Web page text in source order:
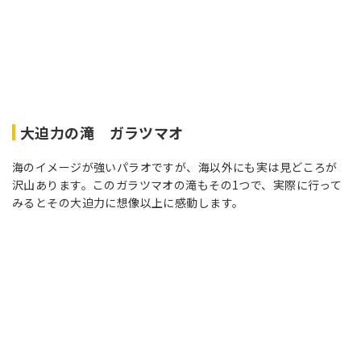
大迫力の滝 ガラツマオ
海のイメージが強いパラオですが、海以外にも実は見どころが
沢山あります。このガラツマオの滝もその1つで、実際に行って
みるとその大迫力に想像以上に感動します。